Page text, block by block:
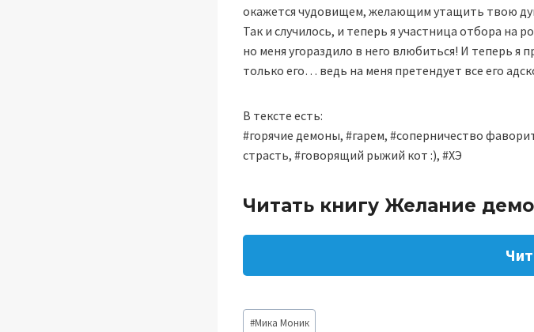
окажется чудовищем, желающим утащить твою
Так и случилось, и теперь я участница отбора на
но меня угораздило в него влюбиться! И теперь я
только его… ведь на меня претендует все его
В тексте есть:
#горячие демоны, #гарем, #соперничество
страсть, #говорящий рыжий кот :), #ХЭ
Читать книгу Желание
Метки
#Мика Моник